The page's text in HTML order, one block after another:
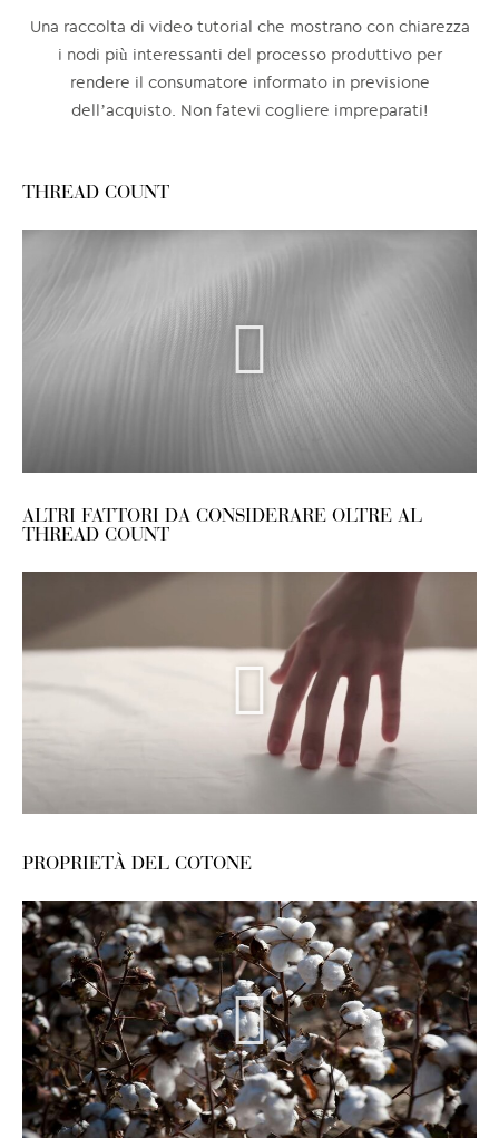
Una raccolta di video tutorial che mostrano con chiarezza
i nodi più interessanti del processo produttivo per
rendere il consumatore informato in previsione
dell’acquisto. Non fatevi cogliere impreparati!
THREAD COUNT​
ALTRI FATTORI DA CONSIDERARE OLTRE AL
THREAD COUNT
PROPRIETÀ DEL COTONE